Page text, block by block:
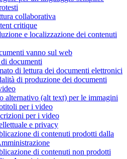
collaborativa
critique
e localizzazione dei contenuti
vanno sul web
documenti
di lettura dei documenti elettronici
di produzione dei documenti
alternativo (alt text) per le immagini
per i video
per i video
e privacy
di contenuti prodotti dalla
di contenuti non prodotti